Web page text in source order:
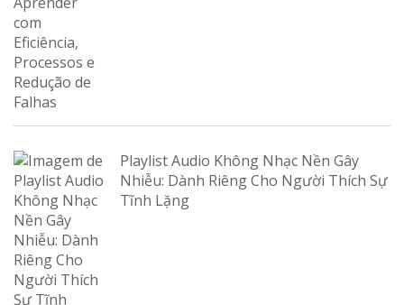
Playlist Audio Không Nhạc Nền Gây
Nhiễu: Dành Riêng Cho Người Thích Sự
Tĩnh Lặng